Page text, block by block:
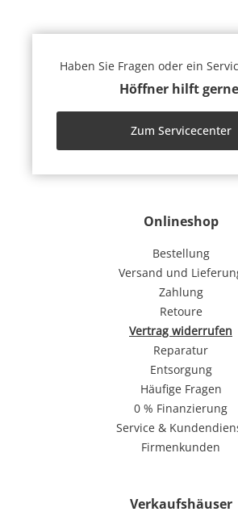
Onlineshop
Bestellung
Versand und
Zahlung
Retoure
Vertrag widerrufen
Reparatur
Entsorgung
Häufige Fragen
0 % Finanzierung
Service &
Firmenkunden
Verkaufshäuser
Haben Sie Fragen oder ein
Höffner hilft
Zum Servicecenter